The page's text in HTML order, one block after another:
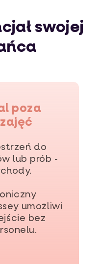
swojej
poza
do
lub prób -
umożliwi
bez